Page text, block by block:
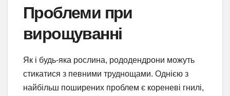
Проблеми при
вирощуванні
Як і будь-яка рослина, рододендрони можуть
стикатися з певними труднощами. Однією з
найбільш поширених проблем є кореневі гнилі,